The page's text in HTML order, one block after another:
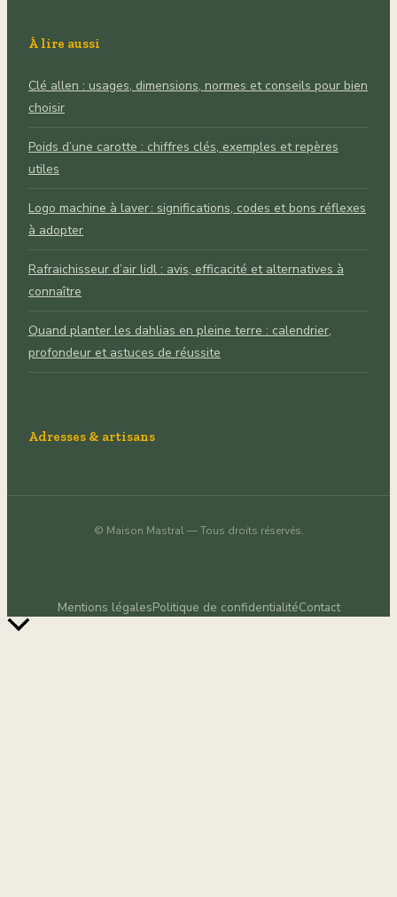
À lire aussi
Clé allen : usages, dimensions, normes et conseils pour bien
choisir
Poids d’une carotte : chiffres clés, exemples et repères
utiles
Logo machine à laver : significations, codes et bons réflexes
à adopter
Rafraichisseur d’air lidl : avis, efficacité et alternatives à
connaître
Quand planter les dahlias en pleine terre : calendrier,
profondeur et astuces de réussite
Adresses & artisans
© Maison Mastral— Tous droits réservés.
Mentions légalesPolitique de confidentialitéContact